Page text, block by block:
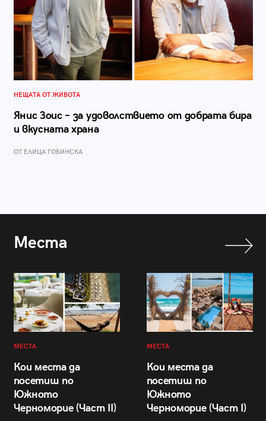
НЕЩАТА ОТ ЖИВОТА
Янис Зоис – за удоволствието от добрата бира
и вкусната храна
ОТ ЕЛИЦА ГОБИНСКА
Места
МЕСТА
Кои места да
посетиш по
Южното
Черноморие (Част II)
МЕСТА
Кои места да
посетиш по
Южното
Черноморие (Част I)